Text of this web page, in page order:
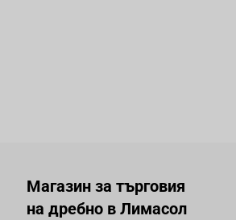
Магазин за търговия
на дребно в Лимасол